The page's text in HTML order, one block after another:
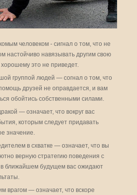
человеком - сигнал о том, что не
настойчиво навязывать другим свою
это не приведет.
группой людей — согнал о том, что
друзей не оправдается, и вам
обойтись собственными силами.
— означает, что вокруг вас
которым следует придавать
значение.
в схватке — означает, что вы
верную стратегию поведения с
в ближайшем будущем вас ожидают
врагом — означает, что вскоре